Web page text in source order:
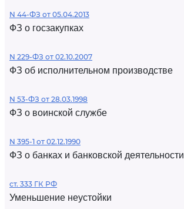
N 44-ФЗ от 05.04.2013
ФЗ о госзакупках
N 229-ФЗ от 02.10.2007
ФЗ об исполнительном производстве
N 53-ФЗ от 28.03.1998
ФЗ о воинской службе
N 395-1 от 02.12.1990
ФЗ о банках и банковской деятельности
ст. 333 ГК РФ
Уменьшение неустойки